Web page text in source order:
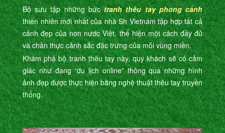
Bộ sưu tập những bứctranh thêu tay phong cảnh
thiên nhiên mới nhất của nhà Sh Vietnam tập hợp tất cả
cảnh đẹp của non nước Việt, thể hiện một cách đầy đủ
và chân thực cảnh sắc đặc trưng của mỗi vùng miền.
Khám phá bộ tranh thêu tay này, quý khách sẽ có cảm
giác như đang “du lịch online” thông qua những hình
ảnh đẹp được thực hiện bằng nghệ thuật thêu tay truyền
thống.